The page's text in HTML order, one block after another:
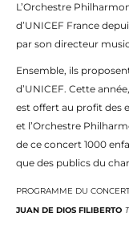
L’Orchestre
d’UNICEF France
par son directeur
Ensemble, ils
d’UNICEF. Cette
est offert au profit des
et l’Orchestre
de ce concert 1000
que des publics du
PROGRAMME DU
JUAN DE DIOS FILIBERTO